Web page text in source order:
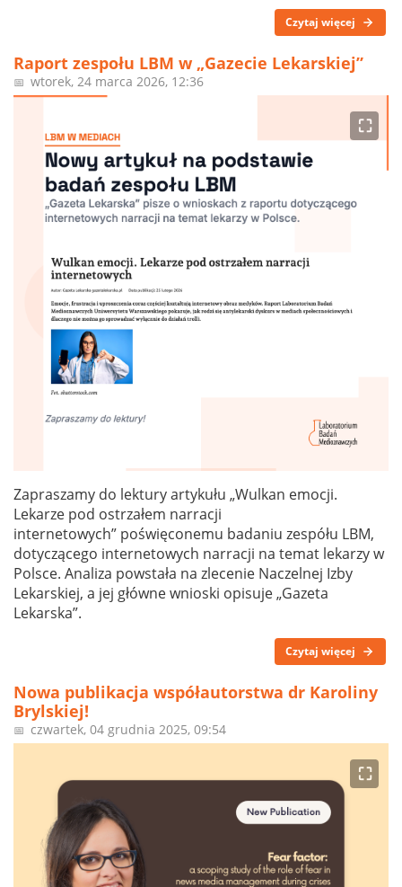
Czytaj więcej
Raport zespołu LBM w „Gazecie Lekarskiej”
📅 wtorek, 24 marca 2026, 12:36
⛶
Zapraszamy do lektury artykułu „Wulkan emocji.
Lekarze pod ostrzałem narracji
internetowych” poświęconemu badaniu zespółu LBM,
dotyczącego internetowych narracji na temat lekarzy w
Polsce. Analiza powstała na zlecenie Naczelnej Izby
Lekarskiej, a jej główne wnioski opisuje „Gazeta
Lekarska”.
Czytaj więcej
Nowa publikacja współautorstwa dr Karoliny
Brylskiej!
📅 czwartek, 04 grudnia 2025, 09:54
⛶